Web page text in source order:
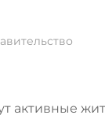
активные